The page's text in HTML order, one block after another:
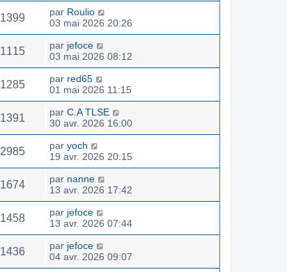
1399 par Roulio
03 mai 2026 20:26
1115 par jefoce
03 mai 2026 08:12
1285 par red65
01 mai 2026 11:15
1391 par C.A TLSE
30 avr. 2026 16:00
2985 par yoch
19 avr. 2026 20:15
1674 par nanne
13 avr. 2026 17:42
1458 par jefoce
13 avr. 2026 07:44
1436 par jefoce
04 avr. 2026 09:07